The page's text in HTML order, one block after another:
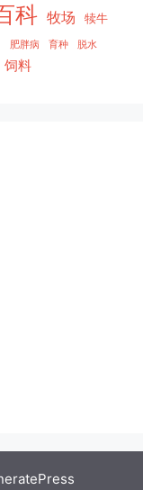
科 牧场 犊牛
肥胖病 育种 脱水
饲料